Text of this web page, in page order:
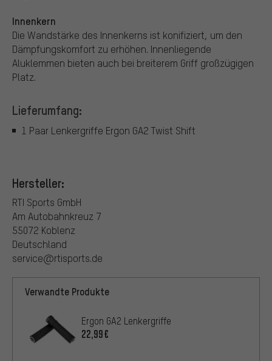
Innenkern
Die Wandstärke des Innenkerns ist konifiziert, um den
Dämpfungskomfort zu erhöhen. Innenliegende
Aluklemmen bieten auch bei breiterem Griff großzügigen
Platz.
Lieferumfang:
1 Paar Lenkergriffe Ergon GA2 Twist Shift
Hersteller:
RTI Sports GmbH
Am Autobahnkreuz 7
55072 Koblenz
Deutschland
service@rtisports.de
Verwandte Produkte
Ergon GA2 Lenkergriffe
22,99€